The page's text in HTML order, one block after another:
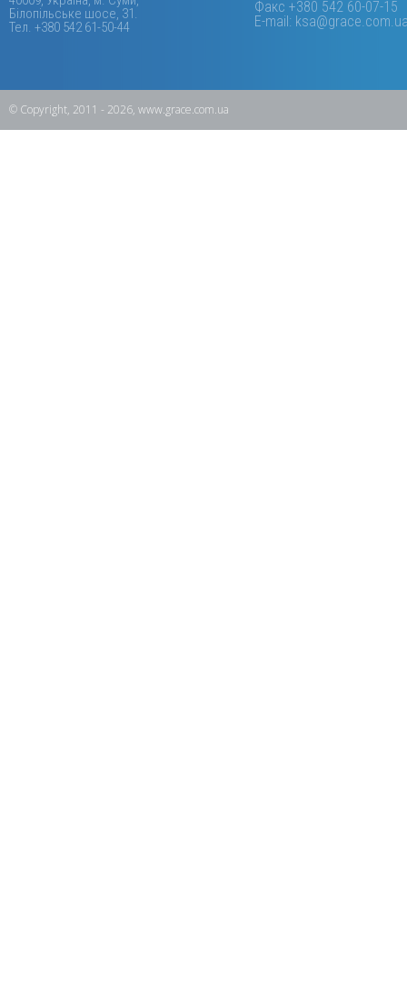
Білопільське шосе, 31.
Тел. +380 542 61-50-44
Факс +380 542 60-07-15
E-mail:
© Copyright, 2011 - 2026, www.grace.com.ua